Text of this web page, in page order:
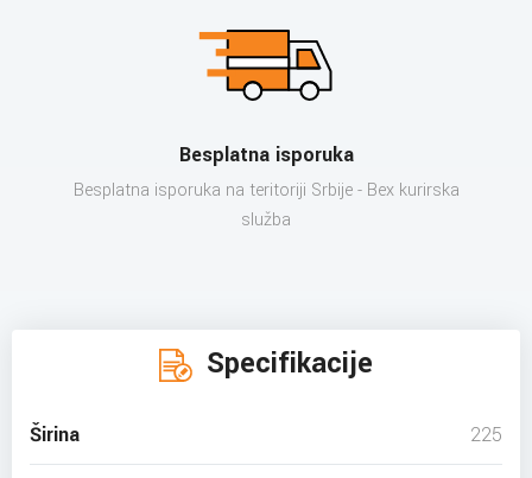
Besplatna isporuka
Besplatna isporuka na teritoriji Srbije - Bex kurirska
služba
Specifikacije
Širina 225